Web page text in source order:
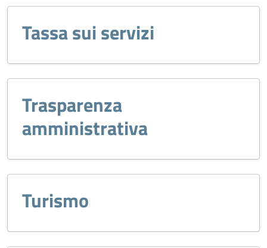
Tassa sui servizi
Trasparenza
amministrativa
Turismo